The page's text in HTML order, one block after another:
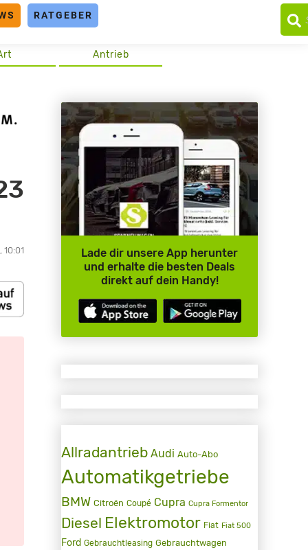
RATGEBER
Antrieb
10:01
Lade dir unsere App herunter
und erhalte die besten Deals
direkt auf dein Handy!
Allradantrieb Audi Auto-Abo
Automatikgetriebe
BMW Citroën Coupé Cupra Cupra Formentor
Diesel Elektromotor Fiat Fiat 500
Ford Gebrauchtleasing Gebrauchtwagen